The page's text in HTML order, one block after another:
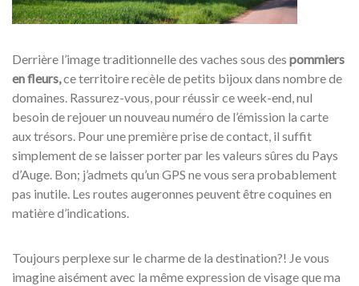
Derrière l’image traditionnelle des vaches sous des pommiers
en fleurs,ce territoire recèle de petits bijoux dans nombre de
domaines. Rassurez-vous, pour réussir ce week-end, nul
besoin de rejouer un nouveau numéro de l’émission la carte
aux trésors. Pour une première prise de contact, il suffit
simplement de se laisser porter par les valeurs sûres du Pays
d’Auge. Bon; j’admets qu’un GPS ne vous sera probablement
pas inutile. Les routes augeronnes peuvent être coquines en
matière d’indications.
Toujours perplexe sur le charme de la destination?! Je vous
imagine aisément avec la même expression de visage que ma